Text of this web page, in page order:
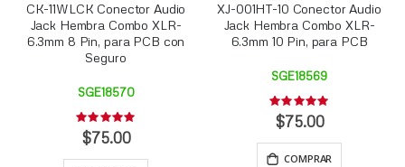
CK-11WLCK Conector Audio
Jack Hembra Combo XLR-
6.3mm 8 Pin, para PCB con
Seguro
SGE18570
Rating:
0%
$75.00
XJ-001HT-10 Conector Audio
Jack Hembra Combo XLR-
6.3mm 10 Pin, para PCB
SGE18569
Rating:
0%
$75.00
COMPRAR